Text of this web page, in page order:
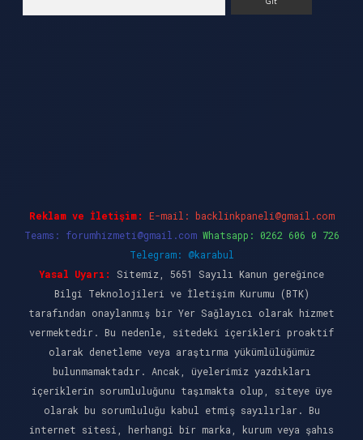
Reklam ve İletişim: E-mail: backlinkpaneli@gmail.com
Teams: forumhizmeti@gmail.com Whatsapp: 0262 606 0 726
Telegram: @karabul
Yasal Uyarı:
Sitemiz, 5651 Sayılı Kanun gereğince
Bilgi Teknolojileri ve İletişim Kurumu (BTK)
tarafından onaylanmış bir Yer Sağlayıcı olarak hizmet
vermektedir. Bu nedenle, sitedeki içerikleri proaktif
olarak denetleme veya araştırma yükümlülüğümüz
bulunmamaktadır. Ancak, üyelerimiz yazdıkları
içeriklerin sorumluluğunu taşımakta olup, siteye üye
olarak bu sorumluluğu kabul etmiş sayılırlar. Bu
internet sitesi, herhangi bir marka, kurum veya şahıs